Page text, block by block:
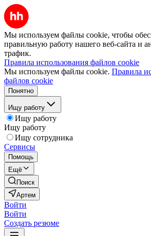
Мы используем файлы cookie, чтобы
правильную работу нашего веб-сайта и
трафик.
Правила использования файлов cookie
Мы используем файлы cookie. Правила
файлов cookie
Понятно
Ищу работу
Ищу работу
Ищу работу
Ищу сотрудника
Сервисы
Помощь
Ещё
Поиск
Артем
Войти
Войти
Создать резюме